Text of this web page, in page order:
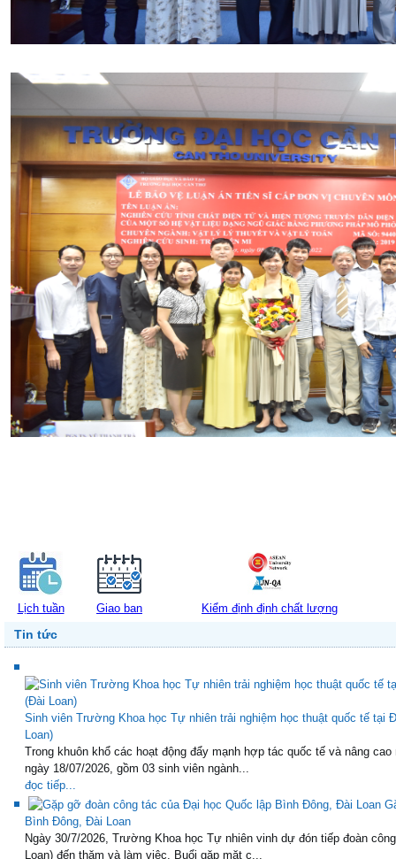
Lịch tuần Giao ban Kiểm định định chất lượng
Tin tức
Sinh viên Trường Khoa học Tự nhiên trải nghiệm học thuật quốc tế tại
Loan)
Trong khuôn khổ các hoạt động đẩy mạnh hợp tác quốc tế và nâng
ngày 18/07/2026, gồm 03 sinh viên ngành...
đọc tiếp...
Bình Đông, Đài Loan
Ngày 30/7/2026, Trường Khoa học Tự nhiên vinh dự đón tiếp đoàn
Loan) đến thăm và làm việc. Buổi gặp mặt c...